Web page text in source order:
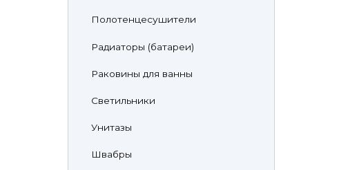
Полотенцесушители
Радиаторы (батареи)
Раковины для ванны
Светильники
Унитазы
Швабры